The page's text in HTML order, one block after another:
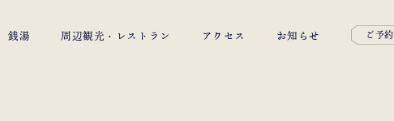
銭湯 周辺観光・レストラン アクセス お知らせ ご予約